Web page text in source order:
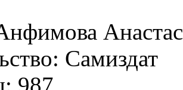
Самиздат
987